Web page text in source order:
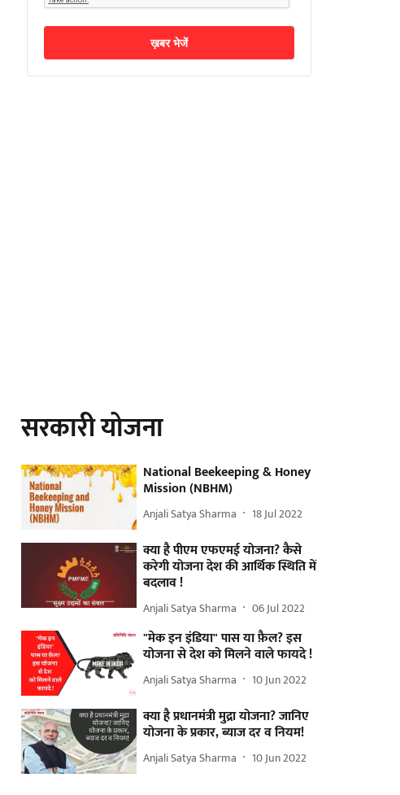
ख़बर भेजें
सरकारी योजना
National Beekeeping & Honey
Mission (NBHM)
Anjali Satya Sharma 18 Jul 2022
क्या है पीएम एफएमई योजना? कैसे
करेगी योजना देश की आर्थिक स्थिति में
बदलाव !
Anjali Satya Sharma 06 Jul 2022
"मेक इन इंडिया" पास या फ़ैल? इस
योजना से देश को मिलने वाले फायदे !
Anjali Satya Sharma 10 Jun 2022
क्या है प्रधानमंत्री मुद्रा योजना? जानिए
योजना के प्रकार, ब्याज दर व नियम!
Anjali Satya Sharma 10 Jun 2022